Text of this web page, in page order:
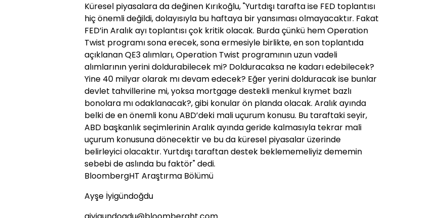
Küresel piyasalara da değinen Kırıkoğlu, "Yurtdışı tarafta ise FED toplantısı
hiç önemli değildi, dolayısıyla bu haftaya bir yansıması olmayacaktır. Fakat
FED’in Aralık ayı toplantısı çok kritik olacak. Burda çünkü hem Operation
Twist programı sona erecek, sona ermesiyle birlikte, en son toplantıda
açıklanan QE3 alımları, Operation Twist programının uzun vadeli
alımlarının yerini doldurabilecek mi? Dolduracaksa ne kadarı edebilecek?
Yine 40 milyar olarak mı devam edecek? Eğer yerini dolduracak ise bunlar
devlet tahvillerine mi, yoksa mortgage destekli menkul kıymet bazlı
bonolara mı odaklanacak?, gibi konular ön planda olacak. Aralık ayında
belki de en önemli konu ABD’deki mali uçurum konusu. Bu taraftaki seyir,
ABD başkanlık seçimlerinin Aralık ayında geride kalmasıyla tekrar mali
uçurum konusuna dönecektir ve bu da küresel piyasalar üzerinde
belirleyici olacaktır. Yurtdışı taraftan destek beklememeliyiz dememin
sebebi de aslında bu faktör" dedi.
BloombergHT Araştırma Bölümü
Ayşe İyigündoğdu